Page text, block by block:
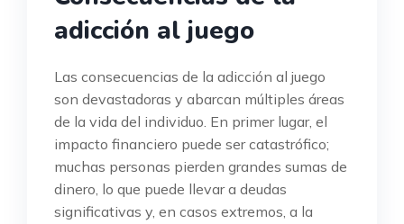
adicción al juego
Las consecuencias de la adicción al juego
son devastadoras y abarcan múltiples áreas
de la vida del individuo. En primer lugar, el
impacto financiero puede ser catastrófico;
muchas personas pierden grandes sumas de
dinero, lo que puede llevar a deudas
significativas y, en casos extremos, a la